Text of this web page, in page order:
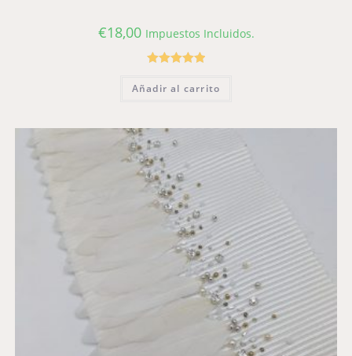
€18,00 Impuestos Incluidos.
5.00de 5
Añadir al carrito